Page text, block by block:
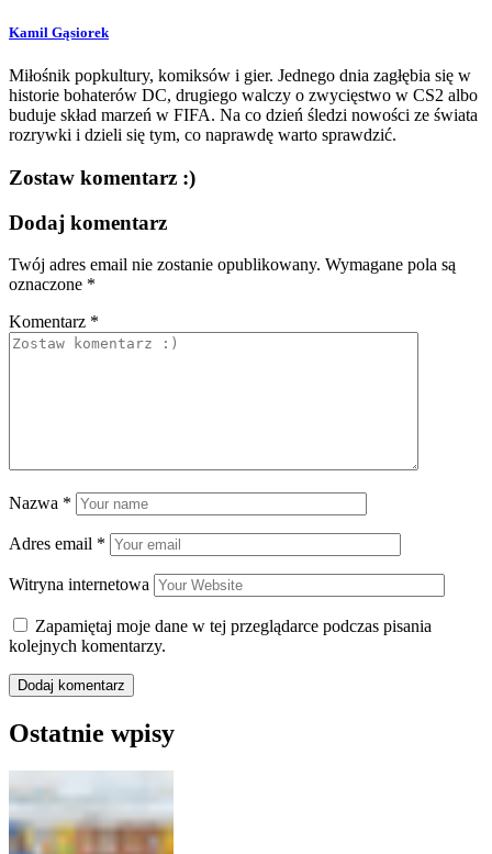
Kamil Gąsiorek
Miłośnik popkultury, komiksów i gier. Jednego dnia zagłębia się w
historie bohaterów DC, drugiego walczy o zwycięstwo w CS2 albo
buduje skład marzeń w FIFA. Na co dzień śledzi nowości ze świata
rozrywki i dzieli się tym, co naprawdę warto sprawdzić.
Zostaw komentarz :)
Dodaj komentarz
Twój adres email nie zostanie opublikowany. Wymagane pola są
oznaczone *
Komentarz *
Nazwa *
Adres email *
Witryna internetowa
Zapamiętaj moje dane w tej przeglądarce podczas pisania
kolejnych komentarzy.
Ostatnie wpisy